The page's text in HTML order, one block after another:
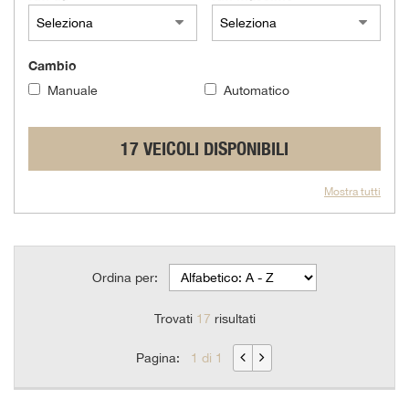
Cambio
Manuale Automatico
17 VEICOLI DISPONIBILI
Mostra tutti
Ordina per:
Trovati 17 risultati
Pagina: 1 di 1
questi
tracciamento
si
alla
e